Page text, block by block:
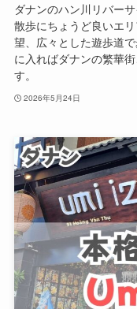
ダナンのハン川リバー
散歩にちょうど良いエ
望、広々とした遊歩道
に入ればダナンの繁華
す。
2026年5月24日